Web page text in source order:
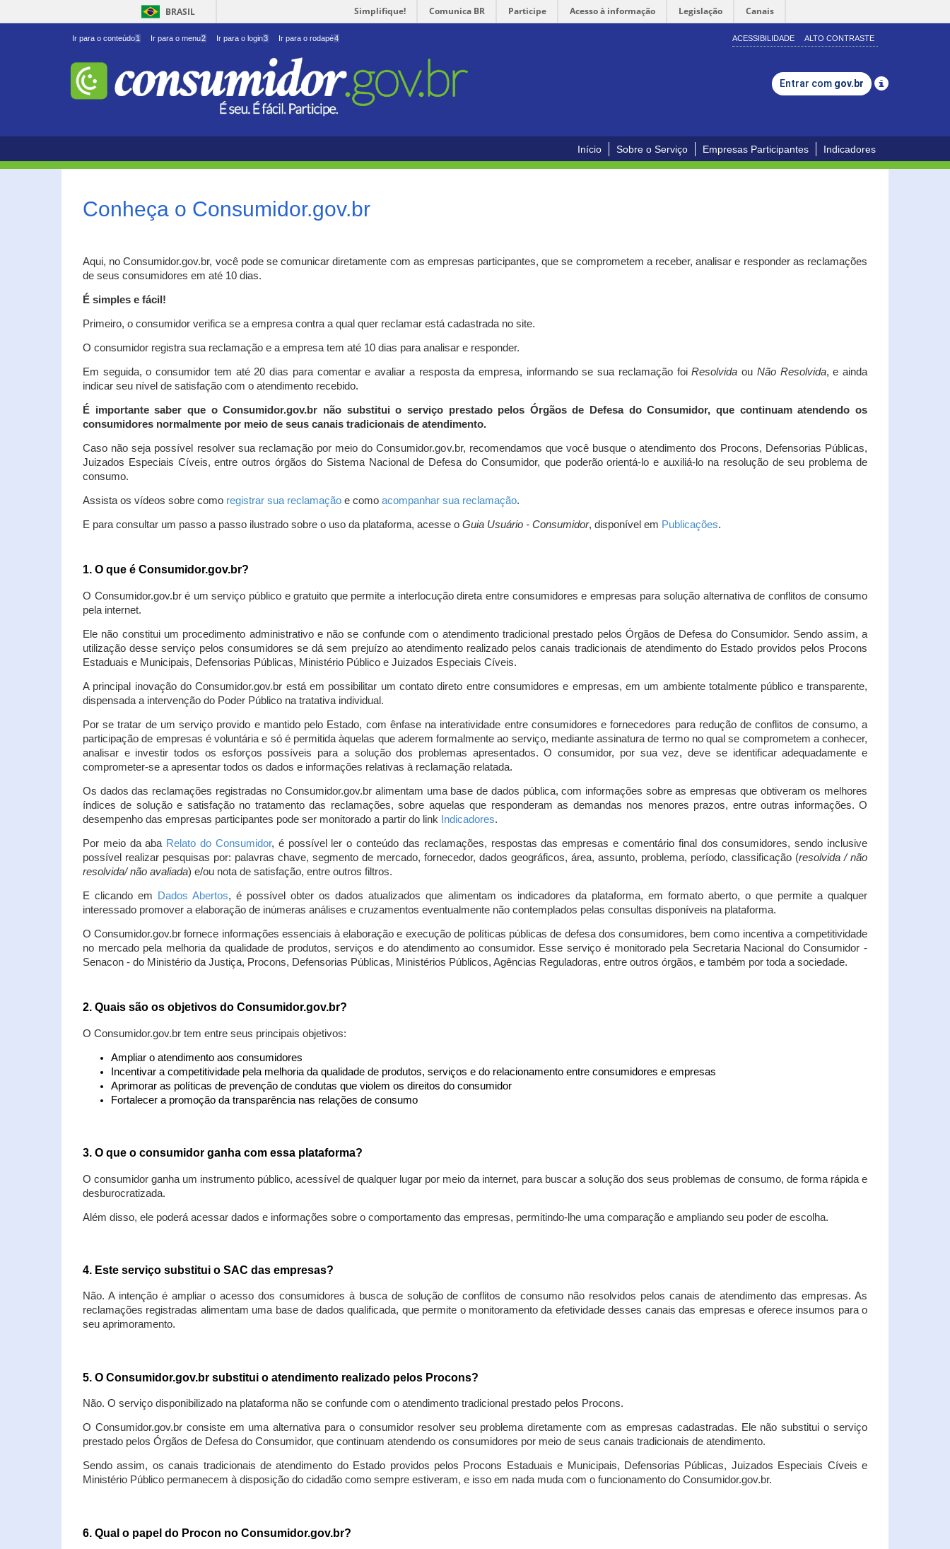
BRASIL Simplifique! Comunica BR Participe Acesso à informação Legislação Canais
Ir para o conteúdo1 Ir para o menu2 Ir para o login3 Ir para o rodapé4 ACESSIBILIDADE ALTO CONTRASTE
Entrar com gov.br
Início Sobre o Serviço Empresas Participantes Indicadores
Conheça o Consumidor.gov.br
Aqui, no Consumidor.gov.br, você pode se comunicar diretamente com as empresas participantes, que se comprometem a receber, analisar e responder as reclamações
de seus consumidores em até 10 dias.
É simples e fácil!
Primeiro, o consumidor verifica se a empresa contra a qual quer reclamar está cadastrada no site.
O consumidor registra sua reclamação e a empresa tem até 10 dias para analisar e responder.
Em seguida, o consumidor tem até 20 dias para comentar e avaliar a resposta da empresa, informando se sua reclamação foiResolvida ou Não Resolvida, e ainda
indicar seu nível de satisfação com o atendimento recebido.
É importante saber que o Consumidor.gov.br não substitui o serviço prestado pelos Órgãos de Defesa do Consumidor, que continuam atendendo os
consumidores normalmente por meio de seus canais tradicionais de atendimento.
Caso não seja possível resolver sua reclamação por meio do Consumidor.gov.br, recomendamos que você busque o atendimento dos Procons, Defensorias Públicas,
Juizados Especiais Cíveis, entre outros órgãos do Sistema Nacional de Defesa do Consumidor, que poderão orientá-lo e auxiliá-lo na resolução de seu problema de
consumo.
Assista os vídeos sobre como registrar sua reclamação e como acompanhar sua reclamação.
E para consultar um passo a passo ilustrado sobre o uso da plataforma, acesse o Guia Usuário - Consumidor, disponível em Publicações.
1. O que é Consumidor.gov.br?
O Consumidor.gov.br é um serviço público e gratuito que permite a interlocução direta entre consumidores e empresas para solução alternativa de conflitos de consumo
pela internet.
Ele não constitui um procedimento administrativo e não se confunde com o atendimento tradicional prestado pelos Órgãos de Defesa do Consumidor. Sendo assim, a
utilização desse serviço pelos consumidores se dá sem prejuízo ao atendimento realizado pelos canais tradicionais de atendimento do Estado providos pelos Procons
Estaduais e Municipais, Defensorias Públicas, Ministério Público e Juizados Especiais Cíveis.
A principal inovação do Consumidor.gov.br está em possibilitar um contato direto entre consumidores e empresas, em um ambiente totalmente público e transparente,
dispensada a intervenção do Poder Público na tratativa individual.
Por se tratar de um serviço provido e mantido pelo Estado, com ênfase na interatividade entre consumidores e fornecedores para redução de conflitos de consumo, a
participação de empresas é voluntária e só é permitida àquelas que aderem formalmente ao serviço, mediante assinatura de termo no qual se comprometem a conhecer,
analisar e investir todos os esforços possíveis para a solução dos problemas apresentados. O consumidor, por sua vez, deve se identificar adequadamente e
comprometer-se a apresentar todos os dados e informações relativas à reclamação relatada.
Os dados das reclamações registradas no Consumidor.gov.br alimentam uma base de dados pública, com informações sobre as empresas que obtiveram os melhores
índices de solução e satisfação no tratamento das reclamações, sobre aquelas que responderam as demandas nos menores prazos, entre outras informações. O
desempenho das empresas participantes pode ser monitorado a partir do link
Indicadores.
Por meio da aba Relato do Consumidor, é possível ler o conteúdo das reclamações, respostas das empresas e comentário final dos consumidores, sendo inclusive
possível realizar pesquisas por: palavras chave, segmento de mercado, fornecedor, dados geográficos, área, assunto, problema, período, classificação (resolvida / não
resolvida/ não avaliada) e/ou nota de satisfação, entre outros filtros.
E clicando em Dados Abertos, é possível obter os dados atualizados que alimentam os indicadores da plataforma, em formato aberto, o que permite a qualquer
interessado promover a elaboração de inúmeras análises e cruzamentos eventualmente não contemplados pelas consultas disponíveis na plataforma.
O Consumidor.gov.br fornece informações essenciais à elaboração e execução de políticas públicas de defesa dos consumidores, bem como incentiva a competitividade
no mercado pela melhoria da qualidade de produtos, serviços e do atendimento ao consumidor. Esse serviço é monitorado pela Secretaria Nacional do Consumidor -
Senacon - do Ministério da Justiça, Procons, Defensorias Públicas, Ministérios Públicos, Agências Reguladoras, entre outros órgãos, e também por toda a sociedade.
2. Quais são os objetivos do Consumidor.gov.br?
O Consumidor.gov.br tem entre seus principais objetivos:
Ampliar o atendimento aos consumidores
Incentivar a competitividade pela melhoria da qualidade de produtos, serviços e do relacionamento entre consumidores e empresas
Aprimorar as políticas de prevenção de condutas que violem os direitos do consumidor
Fortalecer a promoção da transparência nas relações de consumo
3. O que o consumidor ganha com essa plataforma?
O consumidor ganha um instrumento público, acessível de qualquer lugar por meio da internet, para buscar a solução dos seus problemas de consumo, de forma rápida e
desburocratizada.
Além disso, ele poderá acessar dados e informações sobre o comportamento das empresas, permitindo-lhe uma comparação e ampliando seu poder de escolha.
4. Este serviço substitui o SAC das empresas?
Não. A intenção é ampliar o acesso dos consumidores à busca de solução de conflitos de consumo não resolvidos pelos canais de atendimento das empresas. As
reclamações registradas alimentam uma base de dados qualificada, que permite o monitoramento da efetividade desses canais das empresas e oferece insumos para o
seu aprimoramento.
5. O Consumidor.gov.br substitui o atendimento realizado pelos Procons?
Não. O serviço disponibilizado na plataforma não se confunde com o atendimento tradicional prestado pelos Procons.
O Consumidor.gov.br consiste em uma alternativa para o consumidor resolver seu problema diretamente com as empresas cadastradas. Ele não substitui o serviço
prestado pelos Órgãos de Defesa do Consumidor, que continuam atendendo os consumidores por meio de seus canais tradicionais de atendimento.
Sendo assim, os canais tradicionais de atendimento do Estado providos pelos Procons Estaduais e Municipais, Defensorias Públicas, Juizados Especiais Cíveis e
Ministério Público permanecem à disposição do cidadão como sempre estiveram, e isso em nada muda com o funcionamento do Consumidor.gov.br.
6. Qual o papel do Procon no Consumidor.gov.br?